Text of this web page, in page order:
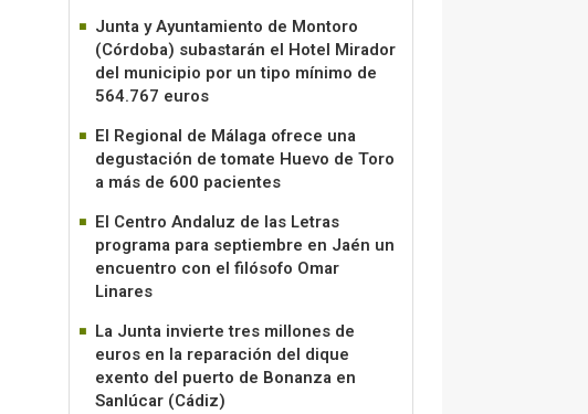
Junta y Ayuntamiento de Montoro
(Córdoba) subastarán el Hotel Mirador
del municipio por un tipo mínimo de
564.767 euros
El Regional de Málaga ofrece una
degustación de tomate Huevo de Toro
a más de 600 pacientes
El Centro Andaluz de las Letras
programa para septiembre en Jaén un
encuentro con el filósofo Omar
Linares
La Junta invierte tres millones de
euros en la reparación del dique
exento del puerto de Bonanza en
Sanlúcar (Cádiz)